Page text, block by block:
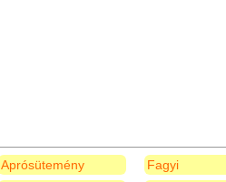
Aprósütemény Fagyi